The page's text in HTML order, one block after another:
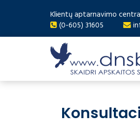
Klientų aptarnavimo
(0-605) 31605